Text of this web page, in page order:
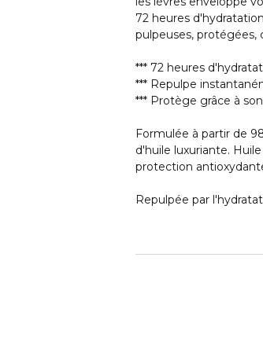
72 heures
pulpeuses, protégées,
*** 72 heures
*** Repulpe
*** Protège grâce à
Formulée à partir de
d'huile luxuriante.
protection
Repulpée par